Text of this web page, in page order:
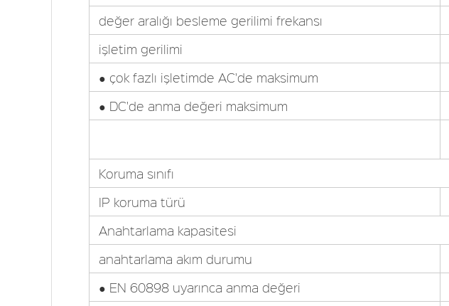
değer aralığı besleme gerilimi frekansı
işletim gerilimi
● çok fazlı işletimde AC'de maksimum
● DC'de anma değeri maksimum
Koruma sınıfı
IP koruma türü
Anahtarlama kapasitesi
anahtarlama akım durumu
● EN 60898 uyarınca anma değeri